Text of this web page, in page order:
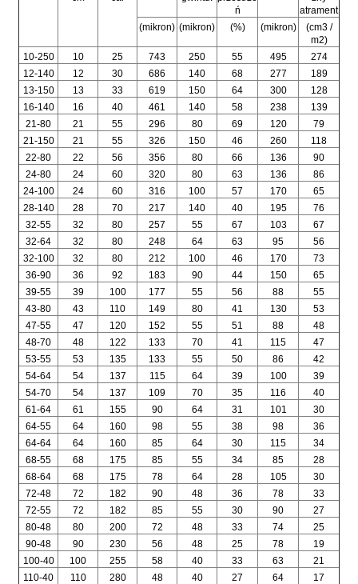
ń
atrament
(mikron) (mikron) (%) (mikron)
(cm3 /
m2)
10-250
10 25 743 250 55 495
274
12-140
12 30 686 140 68 277
189
13-150
13 33 619 150 64 300
128
16-140
16 40 461 140 58 238
139
21-80
21 55 296 80 69 120
79
21-150
21 55 326 150 46 260
118
22-80
22 56 356 80 66 136
90
24-80
24 60 320 80 63 136
86
24-100
24 60 316 100 57 170
65
28-140
28 70 217 140 40 195
76
32-55
32 80 257 55 67 103
67
32-64
32 80 248 64 63 95
56
32-100
32 80 212 100 46 170
73
36-90
36 92 183 90 44 150
65
39-55
39 100 177 55 56 88
55
43-80
43 110 149 80 41 130
53
47-55
47 120 152 55 51 88
48
48-70
48 122 133 70 41 115
47
53-55
53 135 133 55 50 86
42
54-64
54 137 115 64 39 100
39
54-70
54 137 109 70 35 116
40
61-64
61 155 90 64 31 101
30
64-55
64 160 98 55 38 98
36
64-64
64 160 85 64 30 115
34
68-55
68 175 85 55 34 85
28
68-64
68 175 78 64 28 105
30
72-48
72 182 90 48 36 78
33
72-55
72 182 85 55 30 90
27
80-48
80 200 72 48 33 74
25
90-48
90 230 56 48 25 78
19
100-40
100 255 58 40 33 63
21
110-40
110 280 48 40 27 64
17